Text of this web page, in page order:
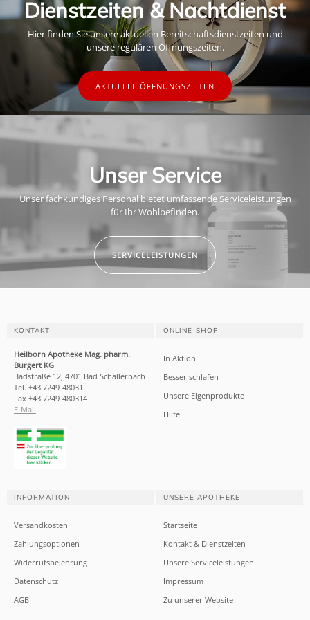
Dienstzeiten & Nachtdienst
Hier finden Sie unsere aktuellen Bereitschaftsdienstzeiten und
unsere regulären Öffnungszeiten.
AKTUELLE ÖFFNUNGSZEITEN
Unser Service
Unser fachkundiges Personal bietet umfassende Serviceleistungen
für Ihr Wohlbefinden.
SERVICELEISTUNGEN
KONTAKT
Heilborn Apotheke Mag. pharm.
Burgert KG
Badstraße 12, 4701 Bad Schallerbach
Tel. +43 7249-48031
Fax +43 7249-480314
E-Mail
ONLINE-SHOP
In Aktion
Besser schlafen
Unsere Eigenprodukte
Hilfe
INFORMATION
Versandkosten
Zahlungsoptionen
Widerrufsbelehrung
Datenschutz
AGB
UNSERE APOTHEKE
Startseite
Kontakt & Dienstzeiten
Unsere Serviceleistungen
Impressum
Zu unserer Website